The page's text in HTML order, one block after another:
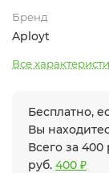
Бренд
Aployt
Все
Бесплатно,
Вы
Всего за
руб. 400 ₽